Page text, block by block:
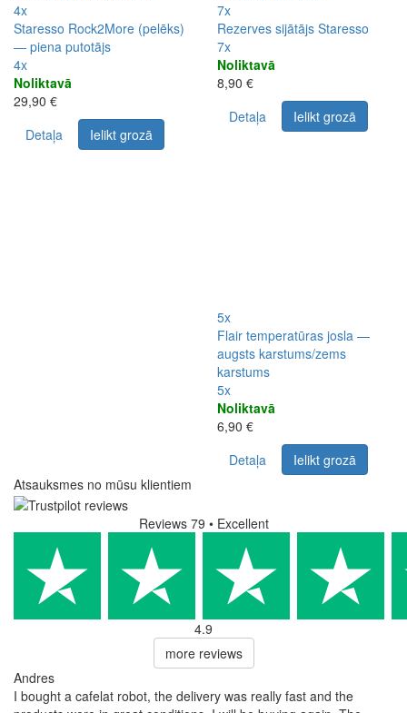
4x
Staresso Rock2More (pelēks)
— piena putotājs
4x
Noliktavā
29,90 €
Detaļa
Ielikt grozā
7x
Rezerves sijātājs Staresso
7x
Noliktavā
8,90 €
Detaļa
Ielikt grozā
5x
Flair temperatūras josla —
augsts karstums/zems
karstums
5x
Noliktavā
6,90 €
Detaļa
Ielikt grozā
Atsauksmes no mūsu klientiem
Reviews 79 • Excellent
4.9
more reviews
Andres
I bought a cafelat robot, the delivery was really fast and the